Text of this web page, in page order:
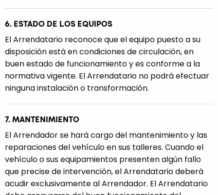
6. ESTADO DE LOS EQUIPOS
El Arrendatario reconoce que el equipo puesto a su
disposición está en condiciones de circulación, en
buen estado de funcionamiento y es conforme a la
normativa vigente. El Arrendatario no podrá efectuar
ninguna instalación o transformación.
7. MANTENIMIENTO
El Arrendador se hará cargo del mantenimiento y las
reparaciones del vehículo en sus talleres. Cuando el
vehículo o sus equipamientos presenten algún fallo
que precise de intervención, el Arrendatario deberá
acudir exclusivamente al Arrendador. El Arrendatario